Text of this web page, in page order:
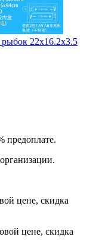
22х16.2х3.5
предоплате.
цене, скидка
цене, скидка